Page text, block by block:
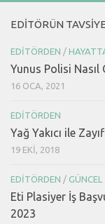
EDITÖRÜN
EDITÖRDEN /
Yunus Polisi Nasıl
16 OCA, 2021
EDITÖRDEN
Yağ Yakıcı ile
19 EKI, 2018
EDITÖRDEN / GÜNCEL
Eti Plasiyer İş
2023